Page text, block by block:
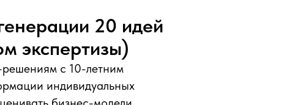
20 идей
экспертизы)
с 10-летним
индивидуальных